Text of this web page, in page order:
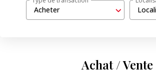
Acheter
Achat /